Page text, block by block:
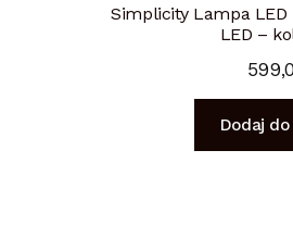
Simplicity Lampa
LED –
Dodaj